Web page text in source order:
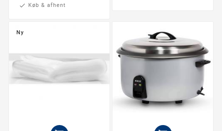
check Køb & afhent
Ny